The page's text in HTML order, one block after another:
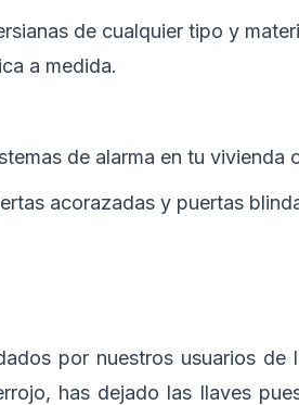
de cualquier tipo y
a medida.
de alarma en tu vivienda
acorazadas y puertas
por nuestros usuarios de
has dejado las llaves